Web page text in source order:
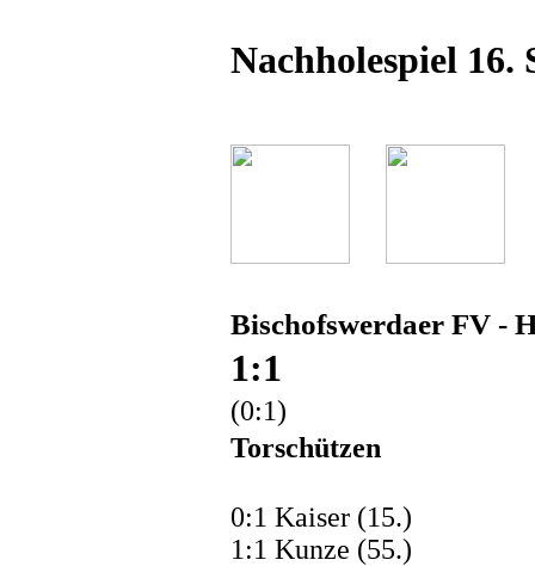
Nachholespiel 16.
Bischofswerdaer FV -
1:1
(0:1)
Torschützen
0:1 Kaiser (15.)
1:1 Kunze (55.)